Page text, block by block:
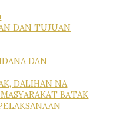
DAN TUJUAN
DAN
DALIHAN NA
BATAK